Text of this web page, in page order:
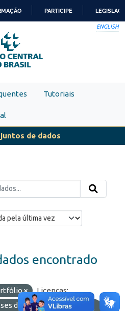
PARA
O
CONTEÚDO
PARTICIPE
ENGLISH
Tutoriais
de dados
encontrado
Licenças:
de Dados (ODbL) do